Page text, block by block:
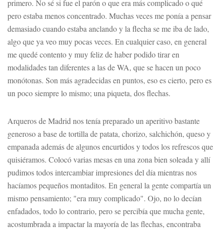
primero. No sé si fue el parón o que era más complicado o qué
pero estaba menos concentrado. Muchas veces me ponía a pensar
demasiado cuando estaba anclando y la flecha se me iba de lado,
algo que ya veo muy pocas veces. En cualquier caso, en general
me quedé contento y muy feliz de haber podido tirar en
modalidades tan diferentes a las de WA, que se hacen un poco
monótonas. Son más agradecidas en puntos, eso es cierto, pero es
un poco siempre lo mismo; una piqueta, dos flechas.
Arqueros de Madrid nos tenía preparado un aperitivo bastante
generoso a base de tortilla de patata, chorizo, salchichón, queso y
empanada además de algunos encurtidos y todos los refrescos que
quisiéramos. Colocó varias mesas en una zona bien soleada y allí
pudimos todos intercambiar impresiones del día mientras nos
hacíamos pequeños montaditos. En general la gente compartía un
mismo pensamiento; "era muy complicado". Ojo, no lo decían
enfadados, todo lo contrario, pero se percibía que mucha gente,
acostumbrada a impactar la mayoría de las flechas, encontraba